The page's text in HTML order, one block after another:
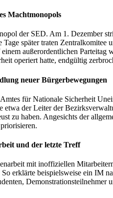
Machtmonopols
der SED. Am 1. Dezember
später traten
außerordentlichen
operiert hatte, endgültig
neuer Bürgerbewegungen
für Nationale Sicherheit
etwa der Leiter der
zu haben. Angesichts der
und der letzte Treff
mit inoffiziellen
erklärte beispielsweise ein IM